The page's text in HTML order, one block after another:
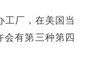
工厂，在美国当
会有第三种第四